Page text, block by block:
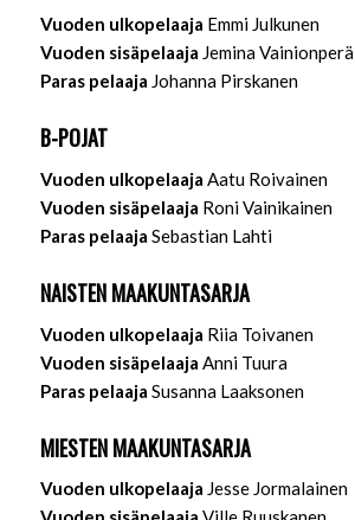
Vuoden ulkopelaaja Emmi Julkunen
Vuoden sisäpelaaja Jemina Vainionperä
Paras pelaaja Johanna Pirskanen
B-POJAT
Vuoden ulkopelaaja Aatu Roivainen
Vuoden sisäpelaaja Roni Vainikainen
Paras pelaaja Sebastian Lahti
NAISTEN MAAKUNTASARJA
Vuoden ulkopelaaja Riia Toivanen
Vuoden sisäpelaaja Anni Tuura
Paras pelaaja Susanna Laaksonen
MIESTEN MAAKUNTASARJA
Vuoden ulkopelaaja Jesse Jormalainen